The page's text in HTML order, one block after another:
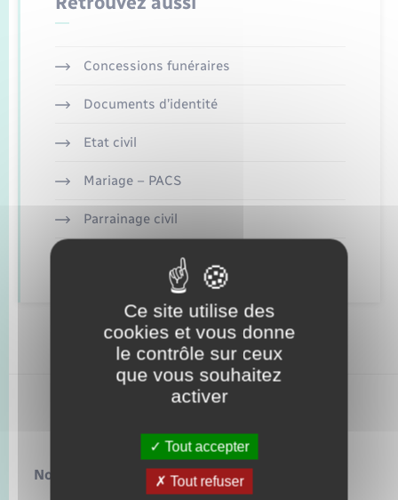
Recensement
Concessions funéraires
Documents d’identité
Etat civil
Mariage – PACS
Parrainage civil
Nous contacter :
Ce site utilise des
cookies et vous donne
le contrôle sur ceux
que vous souhaitez
activer
Tout accepter
Tout refuser